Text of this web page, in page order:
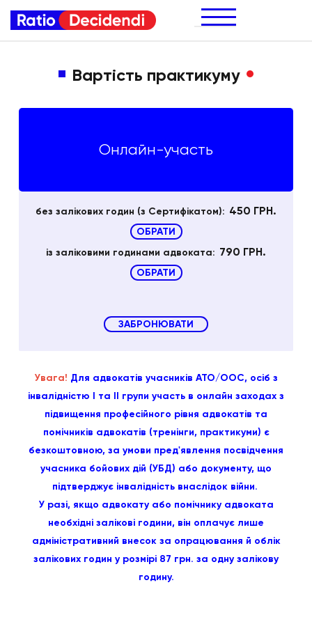
Вартість практикуму
Онлайн-участь
без залікових годин (з Cертифікатом): 450 ГРН.
ОБРАТИ
із заліковими годинами адвоката: 790 ГРН.
ОБРАТИ
ЗАБРОНЮВАТИ
Увага! Для адвокатів учасників АТО/ООС, осіб з
інвалідністю I та II групи участь в онлайн заходах з
підвищення професійного рівня адвокатів та
помічників адвокатів (тренінги, практикуми) є
безкоштовною, за умови пред'явлення посвідчення
учасника бойових дій (УБД) або документу, що
підтверджує інвалідність внаслідок війни.
У разі, якщо адвокату або помічнику адвоката
необхідні залікові години, він оплачує лише
адміністративний внесок за опрацювання й облік
залікових годин у розмірі 87 грн. за одну залікову
годину.